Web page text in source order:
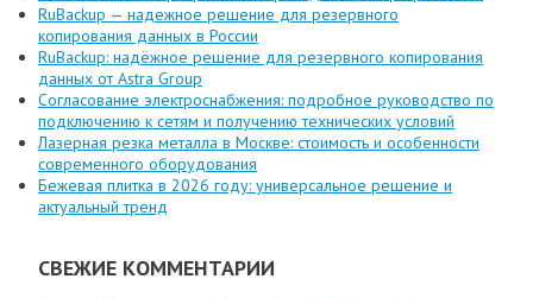
RuBackup — надежное решение для резервного
копирования данных в России
RuBackup: надёжное решение для резервного копирования
данных от Astra Group
Согласование электроснабжения: подробное руководство по
подключению к сетям и получению технических условий
Лазерная резка металла в Москве: стоимость и особенности
современного оборудования
Бежевая плитка в 2026 году: универсальное решение и
актуальный тренд
СВЕЖИЕ КОММЕНТАРИИ